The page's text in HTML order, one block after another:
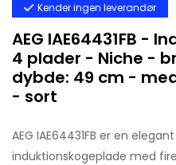
Kender ingen leverandør
AEG IAE64431FB -
4 plader - Niche -
dybde: 49 cm -
- sort
AEG IAE64431FB er en
induktionskogeplade med